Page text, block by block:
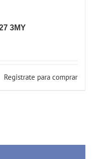
3MY
Registrate para comprar